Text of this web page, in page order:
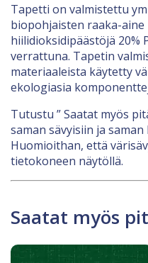
Tapetti on valmistettu
biopohjaisten raaka-
hiilidioksidipäästöjä 20%
verrattuna. Tapetin
materiaaleista käytetty
ekologiasia
Tutustu ” Saatat myös
saman sävyisiin ja
Huomioithan, että
tietokoneen näytöllä.
Saatat myös